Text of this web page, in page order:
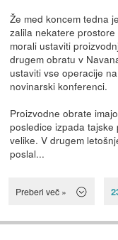
Že med koncem tedna
zalila nekatere
morali ustaviti
drugem obratu v
ustaviti vse operacije
novinarski konferenci.
Proizvodne obrate
posledice izpada
velike. V drugem
poslal...
Preberi več »